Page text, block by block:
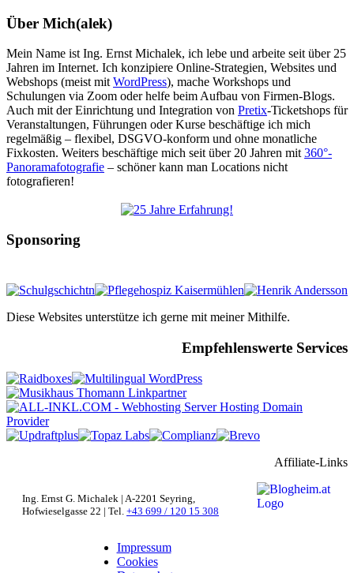
Über Mich(alek)
Mein Name ist Ing. Ernst Michalek, ich lebe und arbeite seit über 25
Jahren im Internet. Ich konzipiere Online-Strategien, Websites und
Webshops (meist mitWordPress), mache Workshops und
Schulungen via Zoom oder helfe beim Aufbau von Firmen-Blogs.
Auch mit der Einrichtung und Integration von Pretix-Ticketshops für
Veranstaltungen, Führungen oder Kurse beschäftige ich mich
regelmäßig – flexibel, DSGVO-konform und ohne monatliche
Fixkosten. Weiters beschäftige mich seit über 20 Jahren mit360°-
Panoramafotografie – schöner kann man Locations nicht
fotografieren!
Sponsoring
Diese Websites unterstütze ich gerne mit meiner Mithilfe.
Empfehlenswerte Services
Affiliate-Links
Ing. Ernst G. Michalek | A-2201 Seyring,
Hofwieselgasse 22 | Tel. +43 699 / 120 15 308
Impressum
Cookies